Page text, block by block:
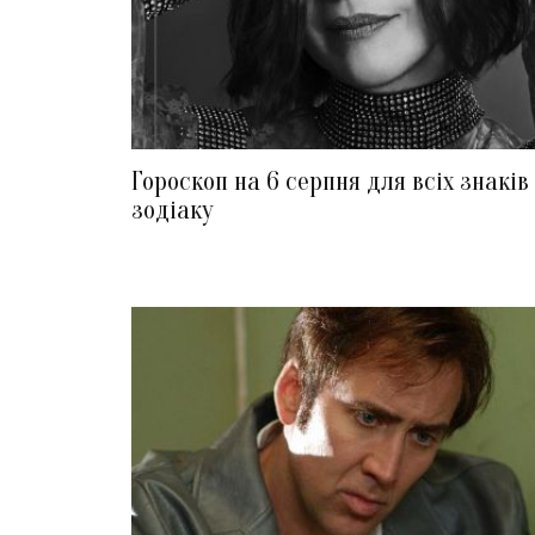
Гороскоп на 6 серпня для всіх знаків
зодіаку